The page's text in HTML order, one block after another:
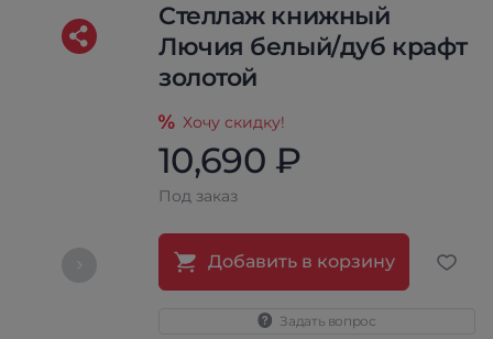
Стеллаж книжный
Лючия белый/дуб крафт
золотой
Хочу скидку!
10,690 ₽
Под заказ
Добавить в корзину
Задать вопрос